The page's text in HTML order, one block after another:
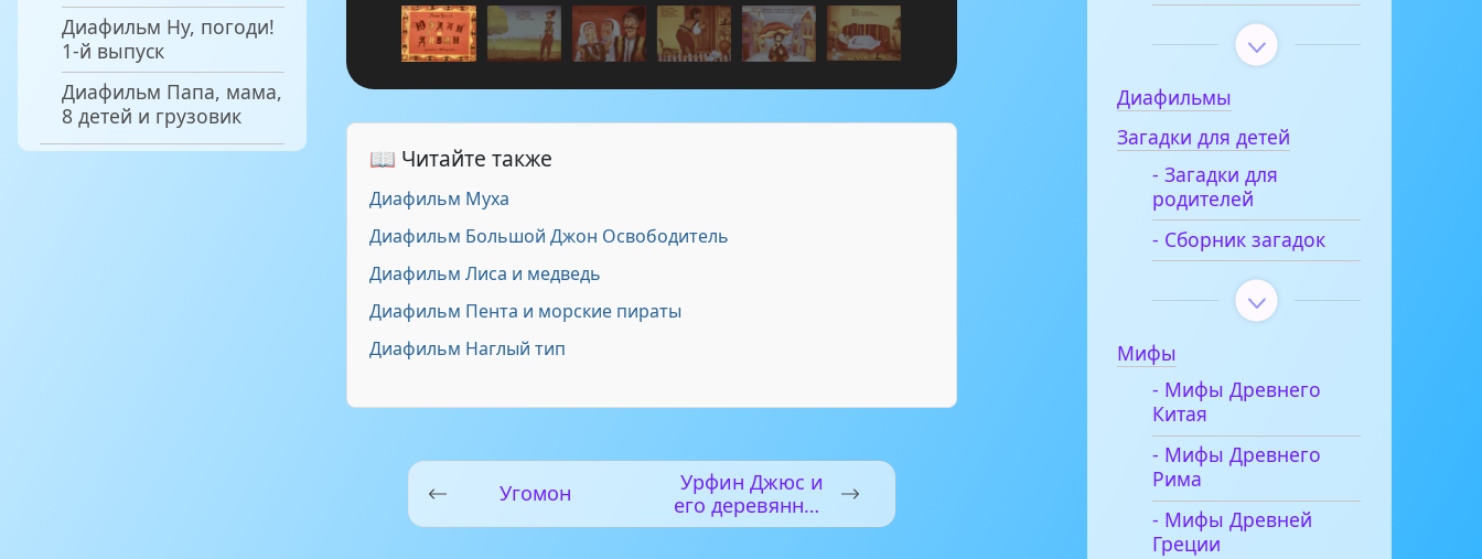
Диафильм Ну, погоди!
1-й выпуск
Диафильм Папа, мама,
8 детей и грузовик
📖 Читайте также
Диафильм Муха
Диафильм Большой Джон Освободитель
Диафильм Лиса и медведь
Диафильм Пента и морские пираты
Диафильм Наглый тип
Угомон
Урфин Джюс и
его деревянные
солдаты
Диафильмы
Загадки для детей
- Загадки для
родителей
- Сборник загадок
Мифы
- Мифы Древнего
Китая
- Мифы Древнего
Рима
- Мифы Древней
Греции